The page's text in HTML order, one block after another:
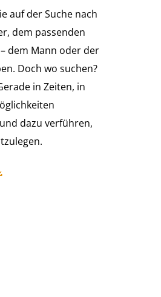
auf der Suche nach
dem passenden
dem Mann oder der
Doch wo suchen?
in Zeiten, in
dazu verführen,